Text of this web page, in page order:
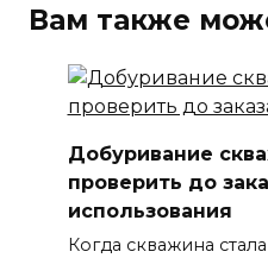
Вам также
Добуривание
проверить до
использования
Когда скважина